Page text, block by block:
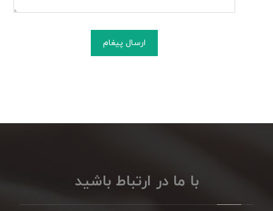
ارسال پیغام
با ما در ارتباط باشید